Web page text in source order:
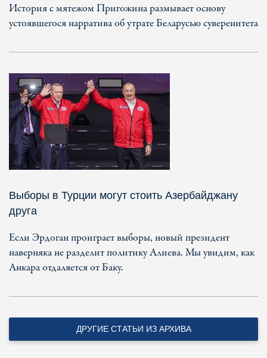
История с мятежом Пригожина размывает основу
устоявшегося нарратива об утрате Беларусью суверенитета
Выборы в Турции могут стоить Азербайджану
друга
Если Эрдоган проиграет выборы, новый президент
наверняка не разделит политику Алиева. Мы увидим, как
Анкара отдаляется от Баку.
ДРУГИЕ СТАТЬИ ИЗ АРХИВА